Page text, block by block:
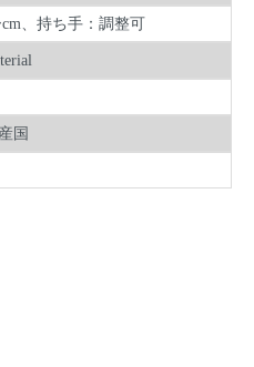
、持ち手：調整可
国